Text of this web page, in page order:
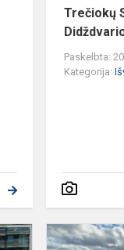
Trečiokų
Paskelbta:
Kategorija:
Aštuntokų